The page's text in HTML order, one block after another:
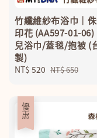
竹纖維紗布浴巾｜
印花 (AA597-01-06)
兒浴巾/蓋毯/抱被 (
製)
Sale
NT$ 520 Regular
NT$ 650
優惠